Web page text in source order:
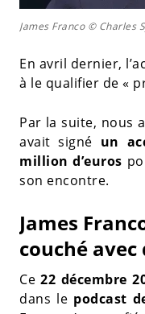
James Franco © Charles
En avril dernier,
à le qualifier de «
Par la suite, nous
avait signé un
million d’euros
son encontre.
James
couché
Ce22 décembre
dans le podcast